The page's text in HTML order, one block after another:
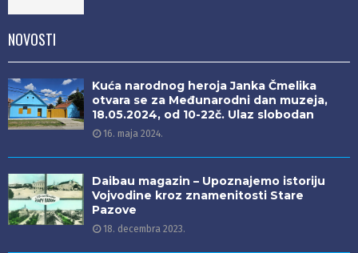
NOVOSTI
Kuća narodnog heroja Janka Čmelika
otvara se za Međunarodni dan muzeja,
18.05.2024, od 10-22č. Ulaz slobodan
16. maja 2024.
Daibau magazin – Upoznajemo istoriju
Vojvodine kroz znamenitosti Stare
Pazove
18. decembra 2023.